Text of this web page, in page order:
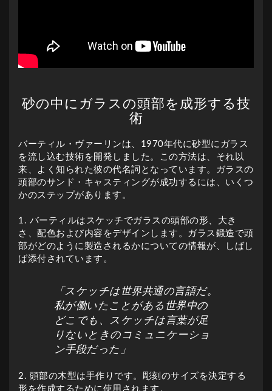
砂の中にガラスの頭部を成形する技
術
バーティル・ヴァーリンは、1970年代に砂型にガラス
を流し込む技術を開発しました。この方法は、それ以
来、よく知られた彼の代名詞となっています。ガラスの
頭部のサンド・キャスティングが成功するには、いくつ
かのステップがあります。
1. バーティルはスケッチでガラスの頭部の形、大き
さ、配色および内容をデザインします。ガラス鍛造で頭
部がどのように製造されるかについての情報が、しばし
ば添付されています。
「スケッチは世界共通の言語だ。
私が働いたことがある世界中の
どこでも、スケッチは言葉が足
りないときのコミュニケーショ
ン手段だった」
2. 頭部の木型は手作りです。彫刻のサイズを決定する
形を作成するために使用されます。